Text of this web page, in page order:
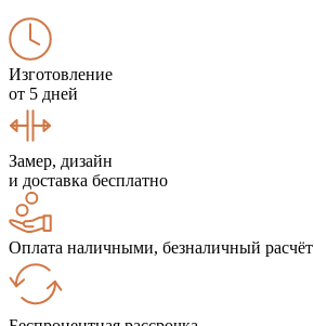
Изготовление
от 5 дней
Замер, дизайн
и доставка бесплатно
Оплата наличными, безналичный расчёт